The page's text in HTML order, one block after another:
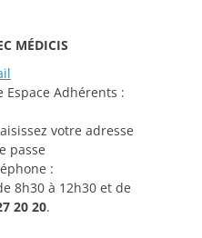
MÉDICIS
Espace Adhérents :
votre adresse
passe
:
8h30 à 12h30 et de
20 20.